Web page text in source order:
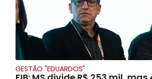
GESTÃO "EDUARDOS"